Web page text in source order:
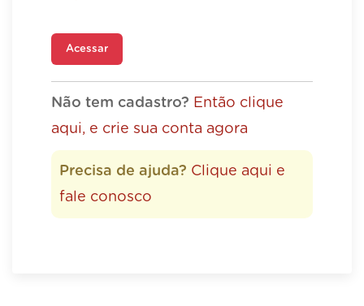
Acessar
Não tem cadastro? Então clique
aqui, e crie sua conta agora
Precisa de ajuda? Clique aqui e
fale conosco